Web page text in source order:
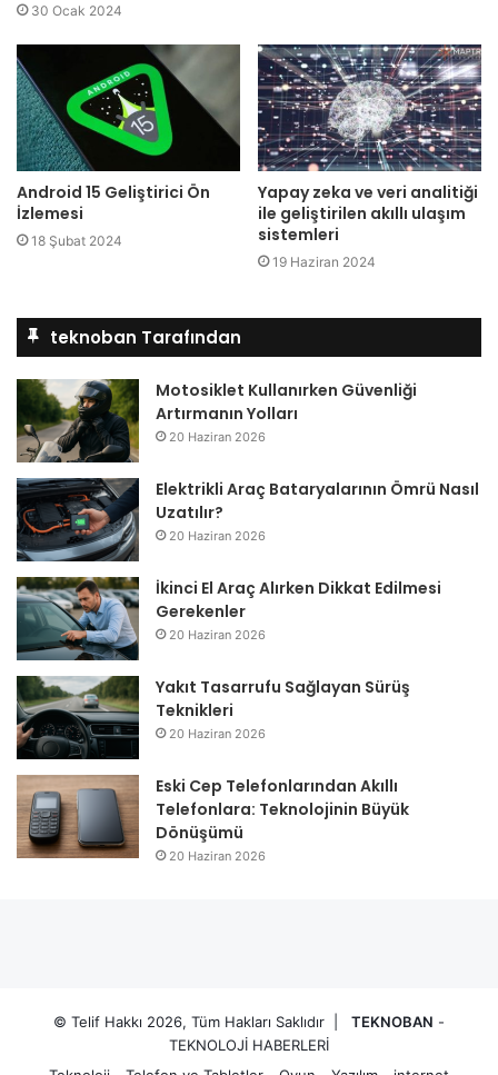
30 Ocak 2024
Android 15 Geliştirici Ön
İzlemesi
18 Şubat 2024
Yapay zeka ve veri analitiği
ile geliştirilen akıllı ulaşım
sistemleri
19 Haziran 2024
teknoban Tarafından
Motosiklet Kullanırken Güvenliği
Artırmanın Yolları
20 Haziran 2026
Elektrikli Araç Bataryalarının Ömrü Nasıl
Uzatılır?
20 Haziran 2026
İkinci El Araç Alırken Dikkat Edilmesi
Gerekenler
20 Haziran 2026
Yakıt Tasarrufu Sağlayan Sürüş
Teknikleri
20 Haziran 2026
Eski Cep Telefonlarından Akıllı
Telefonlara: Teknolojinin Büyük
Dönüşümü
20 Haziran 2026
© Telif Hakkı 2026, Tüm Hakları Saklıdır | TEKNOBAN -
TEKNOLOJİ HABERLERİ